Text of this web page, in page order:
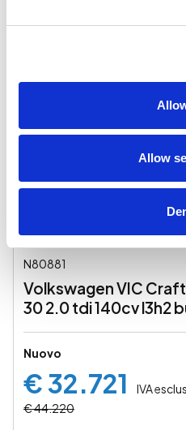
Allow
N80881
Volkswagen VIC
30 2.0 tdi 140cv l3h2
Nuovo
€ 32.721
IVA
€ 44.220